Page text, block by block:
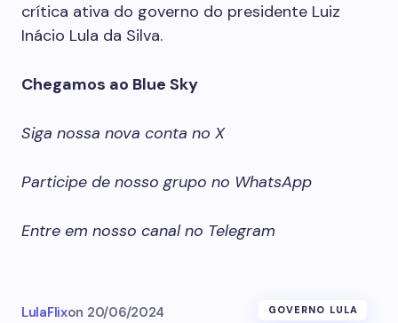
crítica ativa do governo do presidente Luiz
Inácio Lula da Silva.
Chegamos ao Blue Sky
Siga nossa nova conta no X
Participe de nosso grupo no WhatsApp
Entre em nosso canal no Telegram
LulaFlixon 20/06/2024 GOVERNO LULA